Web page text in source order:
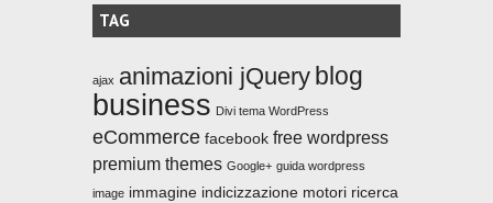
TAG
ajax animazioni jQuery blog
business Divi tema WordPress
eCommerce facebook free wordpress
premium themes Google+ guida wordpress
image immagine indicizzazione motori ricerca